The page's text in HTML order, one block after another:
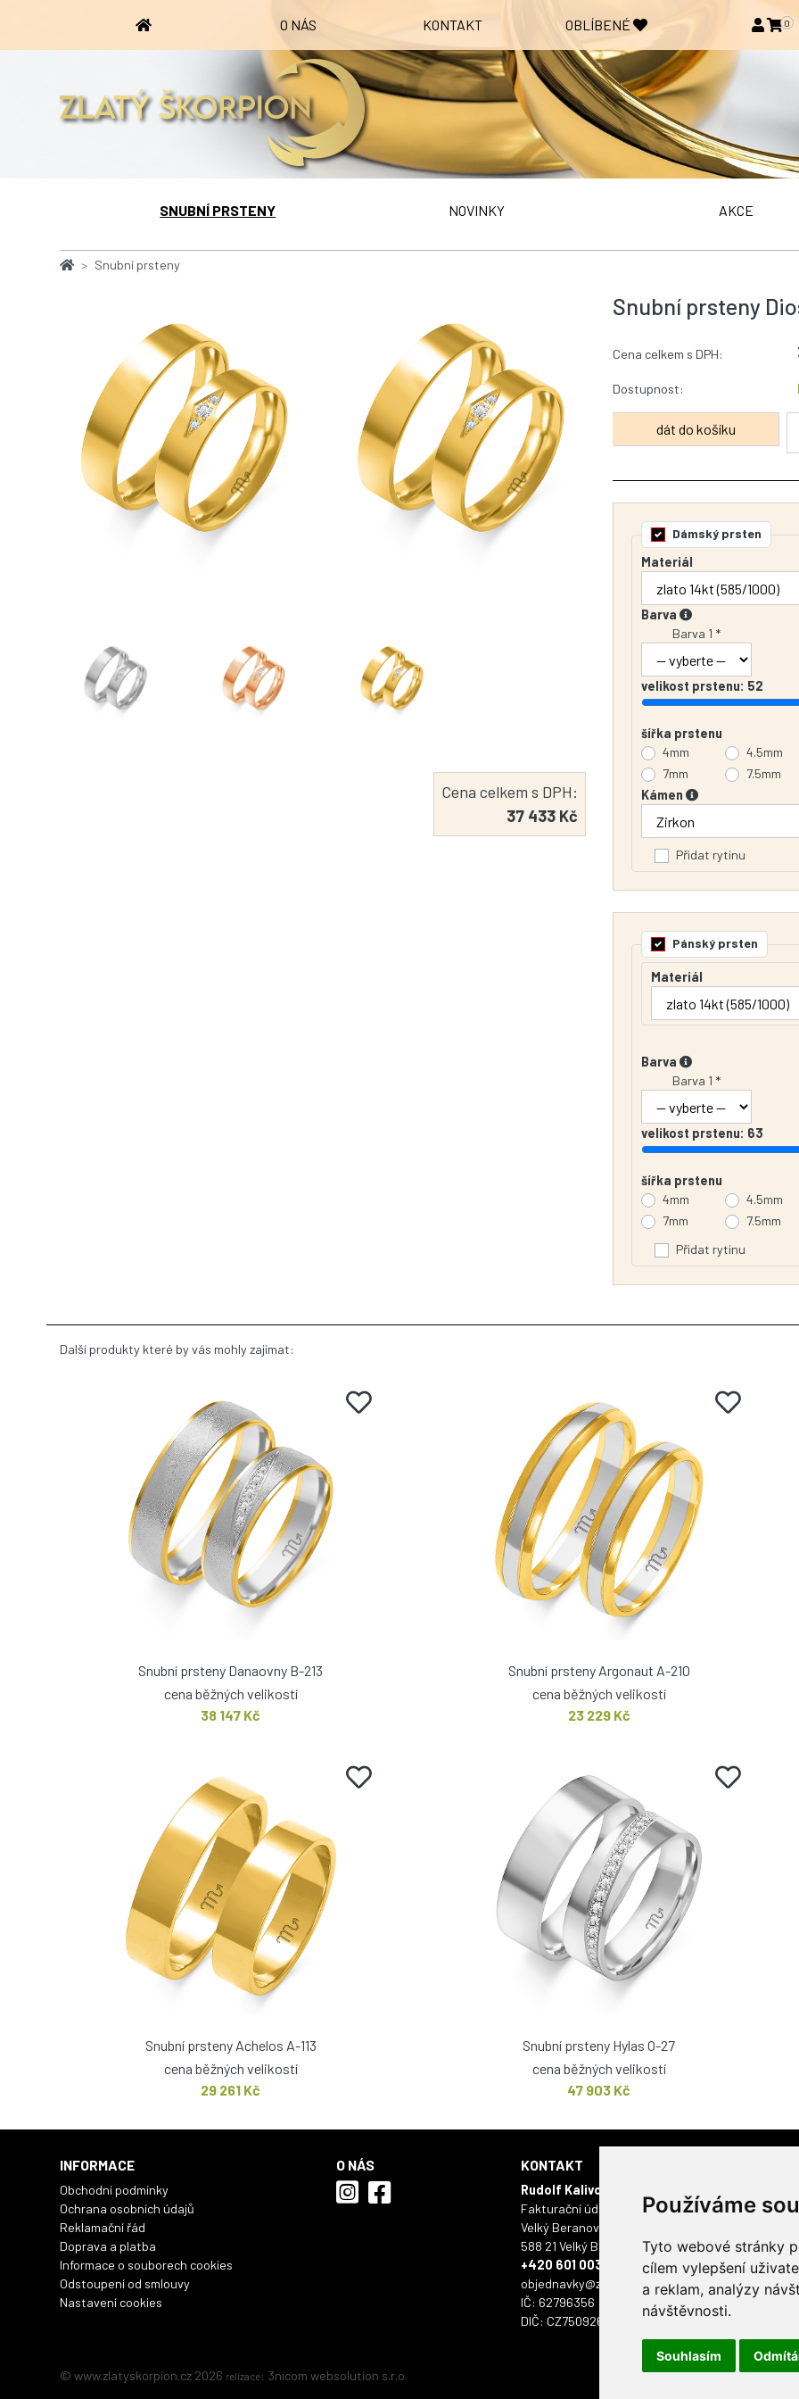
Používáme
Tyto webové stránky
cílem vylepšení
a reklam, analýzy
návštěvnosti.
Souhlasím
O NÁS KONTAKT OBLÍBENÉ 0
SNUBNÍ PRSTENY NOVINKY AKCE
Snubní prsteny
Cena celkem s DPH:
37 433 Kč
Snubní prsteny
Cena celkem s DPH:
Dostupnost:
Dámský prsten
Materiál
Barva
Barva 1 *
velikost prstenu: 52
šířka prstenu
4mm
4.5mm
7mm
7.5mm
Kámen
Přidat rytinu
Pánský prsten
Materiál
Barva
Barva 1 *
velikost prstenu: 63
šířka prstenu
4mm
4.5mm
7mm
7.5mm
Přidat rytinu
Další produkty které by vás mohly zajímat:
Snubní prsteny Danaovny B-213
cena běžných velikostí
38 147 Kč
Snubní prsteny Argonaut A-210
cena běžných velikostí
23 229 Kč
Snubní prsteny Achelos A-113
cena běžných velikostí
29 261 Kč
Snubní prsteny Hylas O-27
cena běžných velikostí
47 903 Kč
INFORMACE
Obchodní podmínky
Ochrana osobních údajů
Reklamační řád
Doprava a platba
Informace o souborech cookies
Odstoupení od smlouvy
Nastavení cookies
O NÁS KONTAKT
Rudolf Kalivoda - ONYX
Fakturační údaje:
Velký Beranov 403
588 21 Velký Beranov
+420 601 003 112
objednavky@zlatyskorpion.cz
IČ: 62796356
DIČ: CZ7509261518
586 01 Jihlava
© www.zlatyskorpion.cz 2026 relizace: 3nicom websolution s.r.o.